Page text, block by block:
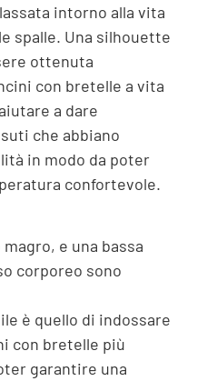
intorno alla vita
spalle. Una silhouette
ottenuta
con bretelle a vita
a dare
che abbiano
in modo da poter
confortevole.
e una bassa
corporeo sono
è quello di indossare
con bretelle più
garantire una